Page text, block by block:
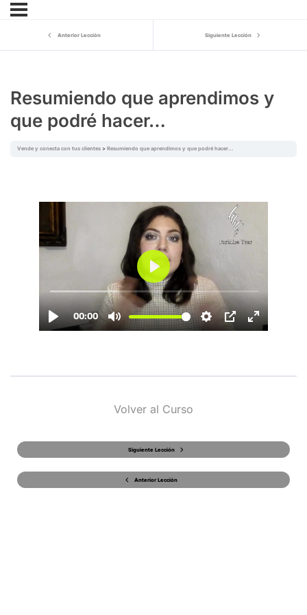
Anterior Lección Siguiente Lección
Resumiendo que aprendimos y
que podré hacer…
Vende y conecta con tus clientes Resumiendo que aprendimos y que podré hacer…
Anterior Lección
Volver al Curso
Siguiente Lección